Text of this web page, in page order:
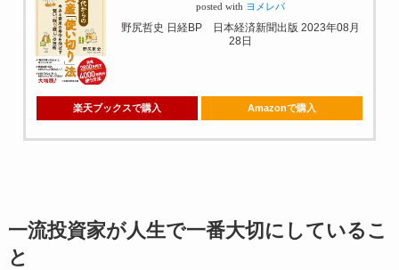
posted with ヨメレバ
野尻哲史 日経BP 日本経済新聞出版 2023年08月
28日
楽天ブックスで購入 Amazonで購入
一流投資家が人生で一番大切にしているこ
と